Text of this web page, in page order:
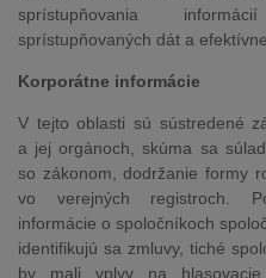
sprístupňovania
sprístupňovaných dát a
Korporátne informácie
V tejto oblasti sú sústredené
a jej orgánoch, skúma sa
so zákonom, dodržanie formy
vo verejných registroch.
informácie o spoločníkoch
identifikujú sa zmluvy, tiché
by mali vplyv na